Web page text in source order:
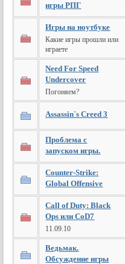
игры РПГ
Игры на ноутбуке
Какие игры прошли или
играете
Need For Speed
Undercover
Погоняем?
Assassin`s Creed 3
Проблема с
запуском игры.
Counter-Strike:
Global Offensive
Call of Duty: Black
Ops или CoD7
11.09.10
Ведьмак.
Обсуждение игры